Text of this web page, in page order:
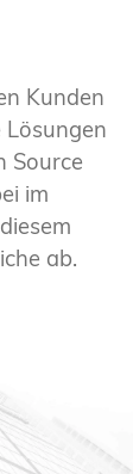
Kunden
Source
im
ab.